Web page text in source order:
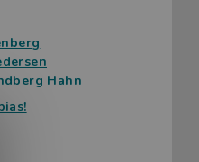
Hahn